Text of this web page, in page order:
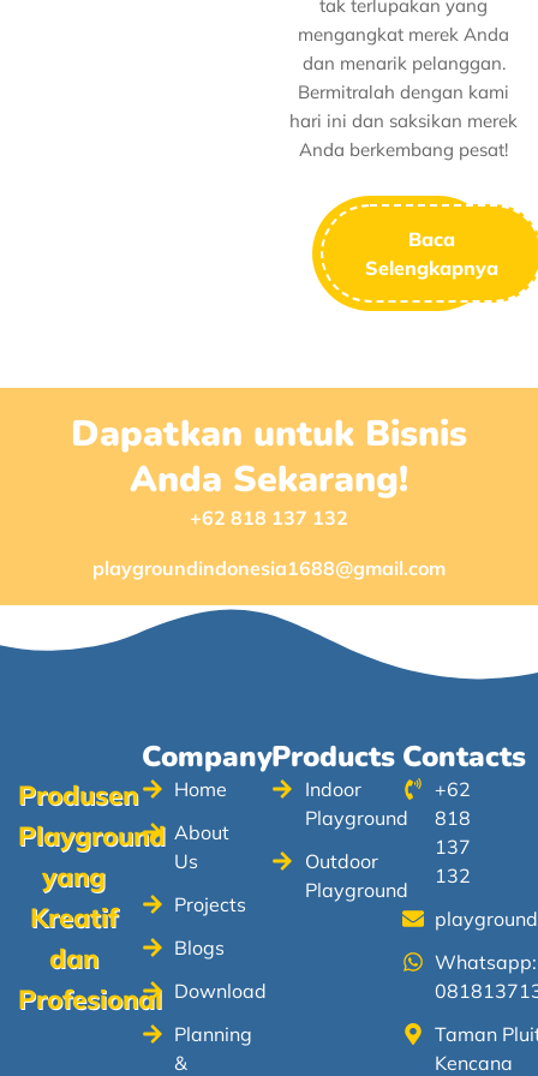
tak terlupakan yang
mengangkat merek Anda
dan menarik pelanggan.
Bermitralah dengan kami
hari ini dan saksikan merek
Anda berkembang pesat!
Baca
Selengkapnya
Dapatkan untuk Bisnis
Anda Sekarang!
+62 818 137 132
playgroundindonesia1688@gmail.com
Produsen
Playground
yang
Kreatif
dan
Profesional
Company
Home
About
Us
Projects
Blogs
Download
Planning
&
Products
Indoor
Playground
Outdoor
Playground
Contacts
+62
818
137
132
Whatsapp:
Taman
Kencana